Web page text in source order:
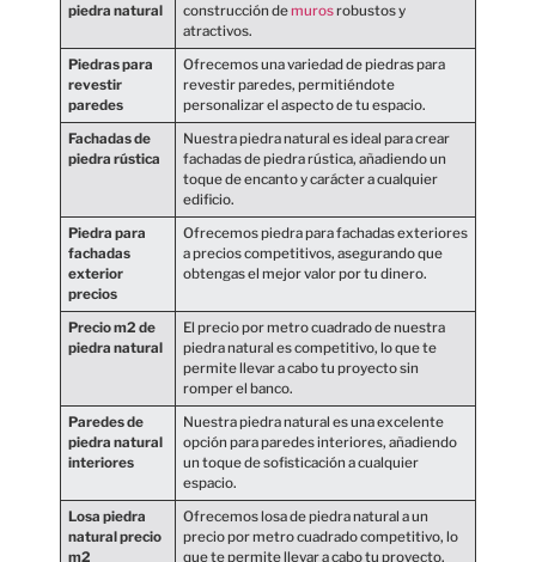
piedra natural
construcción demurosrobustos y
atractivos.
Piedras para
revestir
paredes
Ofrecemos una variedad de piedras para
revestir paredes, permitiéndote
personalizar el aspecto de tu espacio.
Fachadas de
piedra rústica
Nuestra piedra natural es ideal para crear
fachadas de piedra rústica, añadiendo un
toque de encanto y carácter a cualquier
edificio.
Piedra para
fachadas
exterior
precios
Ofrecemos piedra para fachadas exteriores
a precios competitivos, asegurando que
obtengas el mejor valor por tu dinero.
Precio m2 de
piedra natural
El precio por metro cuadrado de nuestra
piedra natural es competitivo, lo que te
permite llevar a cabo tu proyecto sin
romper el banco.
Paredes de
piedra natural
interiores
Nuestra piedra natural es una excelente
opción para paredes interiores, añadiendo
un toque de sofisticación a cualquier
espacio.
Losa piedra
natural precio
m2
Ofrecemos losa de piedra natural a un
precio por metro cuadrado competitivo, lo
que te permite llevar a cabo tu proyecto.